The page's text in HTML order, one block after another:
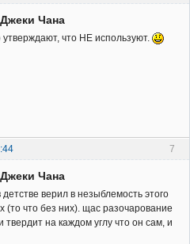
Чана
что НЕ используют.
7
Чана
верил в незыблемость этого
(то что без них). щас разочарование
твердит на каждом углу что он сам, и